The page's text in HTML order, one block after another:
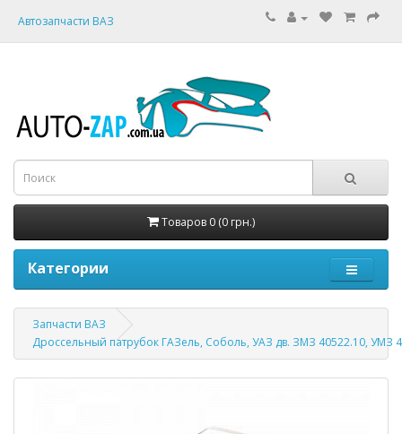
Автозапчасти ВАЗ
Товаров 0 (0 грн.)
Категории
Запчасти ВАЗ
Дроссельный патрубок ГАЗель, Соболь, УАЗ дв. ЗМЗ 40522.10, УМЗ